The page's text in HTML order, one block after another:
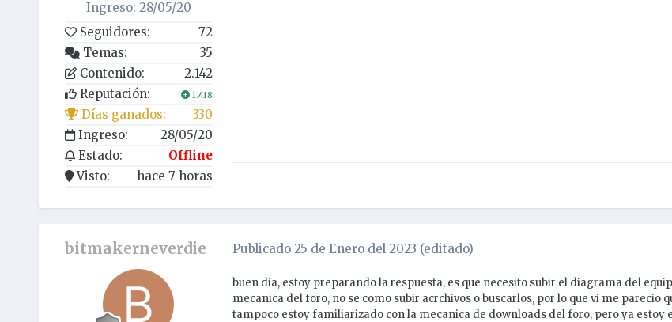
Ingreso: 28/05/20
Seguidores:
72
Temas:
35
Contenido:
2.142
Reputación:
1.418
Días ganados:
330
Ingreso:
28/05/20
Estado:
Offline
Visto:
hace 7 horas
bitmakerneverdie Publicado 25 de Enero del 2023 (editado)
buen dia, estoy preparando la respuesta, es que necesito subir el diagrama del
mecanica del foro, no se como subir acrchivos o buscarlos, por lo que vi me
tampoco estoy familiarizado con la mecanica de downloads del foro, pero ya